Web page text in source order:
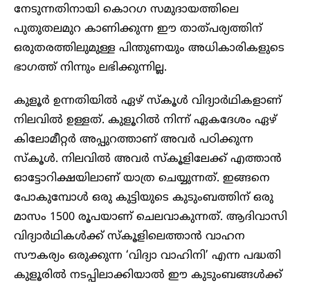
നേടുന്നതിനായി കൊറഗ സമുദായത്തിലെ
പുതുതലമുറ കാണിക്കുന്ന ഈ താത്പര്യത്തിന്
ഒരുതരത്തിലുമുള്ള പിന്തുണയും അധികാരികളുടെ
ഭാഗത്ത് നിന്നും ലഭിക്കുന്നില്ല.
കുളൂർ ഉന്നതിയിൽ ഏഴ് സ്‌കൂൾ വിദ്യാർഥികളാണ്
നിലവിൽ ഉള്ളത്. കുളൂറിൽ നിന്ന് ഏകദേശം ഏഴ്
കിലോമീറ്റർ അപ്പുറത്താണ് അവർ പഠിക്കുന്ന
സ്‌കൂൾ. നിലവിൽ അവർ സ്കൂളിലേക്ക് എത്താൻ
ഓട്ടോറിക്ഷയിലാണ് യാത്ര ചെയ്യുന്നത്. ഇങ്ങനെ
പോകുമ്പോൾ ഒരു കുട്ടിയുടെ കുടുംബത്തിന് ഒരു
മാസം 1500 രൂപയാണ് ചെലവാകുന്നത്. ആദിവാസി
വിദ്യാർഥികൾക്ക് സ്കൂളിലെത്താൻ വാഹന
സൗകര്യം ഒരുക്കുന്ന ‘വിദ്യാ വാഹിനി’ എന്ന പദ്ധതി
കുളൂരിൽ നടപ്പിലാക്കിയാൽ ഈ കുടുംബങ്ങൾക്ക്